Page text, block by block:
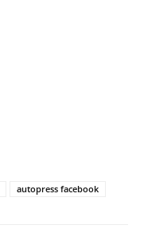
autopress facebook